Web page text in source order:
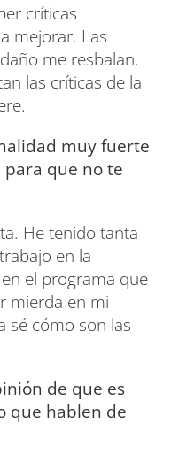
críticas
mejorar. Las
me resbalan.
las críticas de la
muy fuerte
que no te
He tenido tanta
en la
el programa que
mierda en mi
sé cómo son las
de que es
que hablen de